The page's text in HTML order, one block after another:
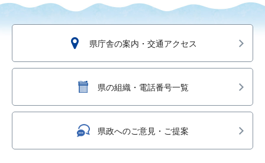
県庁舎の案内・交通アクセス
県の組織・電話番号一覧
県政へのご意見・ご提案